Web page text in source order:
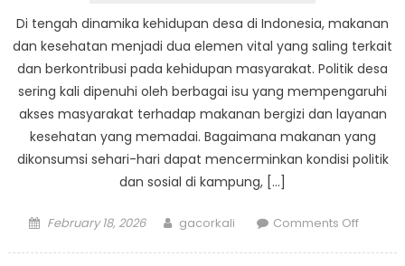
dan
Basket
di
Di tengah dinamika kehidupan desa di Indonesia, makanan
dan kesehatan menjadi dua elemen vital yang saling terkait
dan berkontribusi pada kehidupan masyarakat. Politik desa
sering kali dipenuhi oleh berbagai isu yang mempengaruhi
akses masyarakat terhadap makanan bergizi dan layanan
kesehatan yang memadai. Bagaimana makanan yang
dikonsumsi sehari-hari dapat mencerminkan kondisi politik
dan sosial di kampung, […]
Posted
February 18, 2026 Author
gacorkali Comments Offon